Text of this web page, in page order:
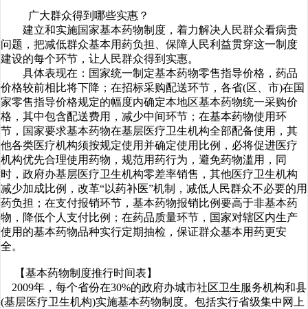
广大群众得到哪些实惠？
建立和实施国家基本药物制度，着力解决人民群众看病贵
问题，把减低群众基本用药负担、保障人民利益贯穿这一制度
建设的每个环节，让人民群众得到实惠。
具体表现在：国家统一制定基本药物零售指导价格，药品
价格较前相比将下降；在招标采购配送环节，各省(区、市)在国
家零售指导价格规定的幅度内确定本地区基本药物统一采购价
格，其中包含配送费用，减少中间环节；在基本药物使用环
节，国家要求基本药物在基层医疗卫生机构全部配备使用，其
他各类医疗机构须按规定使用并确定使用比例，必将促进医疗
机构优先合理使用药物，规范用药行为，避免药物滥用，同
时，政府办基层医疗卫生机构零差率销售，其他医疗卫生机构
减少加成比例，改革“以药补医”机制，减低人民群众不必要的用
药负担；在支付报销环节，基本药物报销比例要高于非基本药
物，降低个人支付比例；在药品质量环节，国家对辖区内生产
使用的基本药物品种实行定期抽检，保证群众基本用药更安
全。
【基本药物制度推行时间表】
2009年，每个省份在30%的政府办城市社区卫生服务机构和县
(基层医疗卫生机构)实施基本药物制度。包括实行省级集中网上